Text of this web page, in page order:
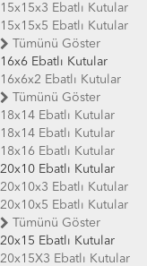
15x15x3 Ebatlı Kutular
15x15x5 Ebatlı Kutular
Tümünü Göster
16x6 Ebatlı Kutular
16x6x2 Ebatlı Kutular
Tümünü Göster
18x14 Ebatlı Kutular
18x14 Ebatlı Kutular
18x16 Ebatlı Kutular
20x10 Ebatlı Kutular
20x10x3 Ebatlı Kutular
20x10x5 Ebatlı Kutular
Tümünü Göster
20x15 Ebatlı Kutular
20x15X3 Ebatlı Kutular